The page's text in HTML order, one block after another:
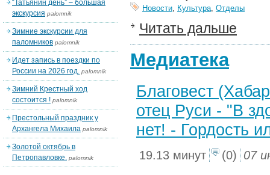
Новости, Культура, Отделы
Читать дальше
Медиатека
Благовест
отец Руси - "В
нет! - Гордость
19.13 минут (0) 07
“Татьянин день” – большая
экскурсия palomnik
Зимние экскурсии для
паломников palomnik
Идет запись в поездки по
России на 2026 год. palomnik
Зимний Крестный ход
состоится ! palomnik
Престольный праздник у
Архангела Михаила palomnik
Золотой октябрь в
Петропавловке. palomnik